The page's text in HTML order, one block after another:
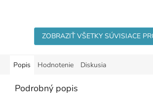
ZOBRAZIŤ VŠETKY SÚVISIACE
Popis Hodnotenie Diskusia
Podrobný popis